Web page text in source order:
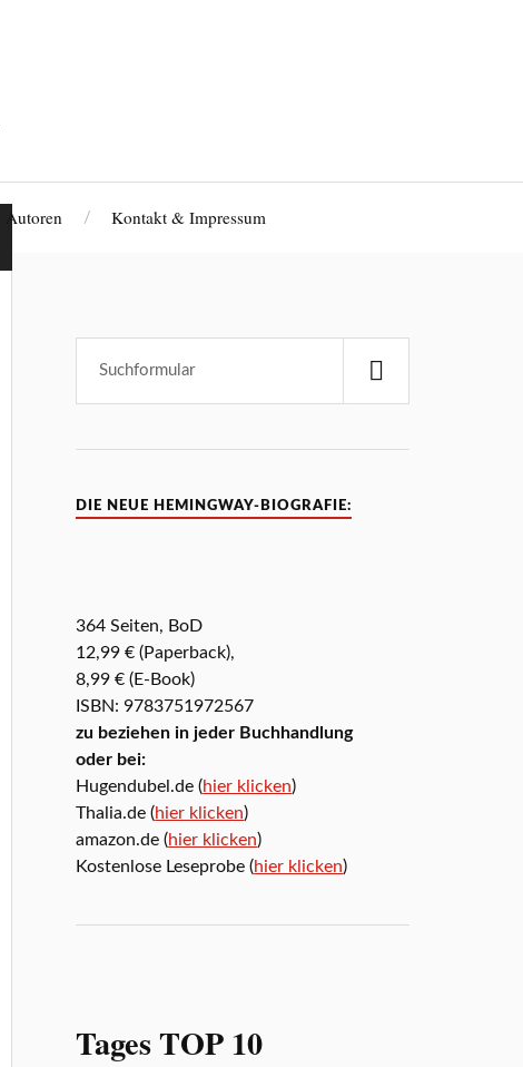
Autoren Kontakt & Impressum
DIE NEUE HEMINGWAY-BIOGRAFIE:
364 Seiten, BoD
12,99 € (Paperback),
8,99 € (E-Book)
ISBN: 9783751972567
zu beziehen in jeder Buchhandlung
oder bei:
Hugendubel.de (hier klicken)
Thalia.de (hier klicken)
amazon.de (hier klicken)
Kostenlose Leseprobe (hier klicken)
Tages TOP 10